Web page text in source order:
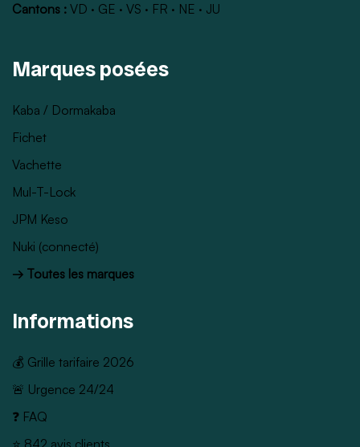
Cantons : VD · GE · VS · FR · NE · JU
Marques posées
Kaba / Dormakaba
Fichet
Vachette
Mul-T-Lock
JPM Keso
Nuki (connecté)
→ Toutes les marques
Informations
💰 Grille tarifaire 2026
🚨 Urgence 24/24
❓ FAQ